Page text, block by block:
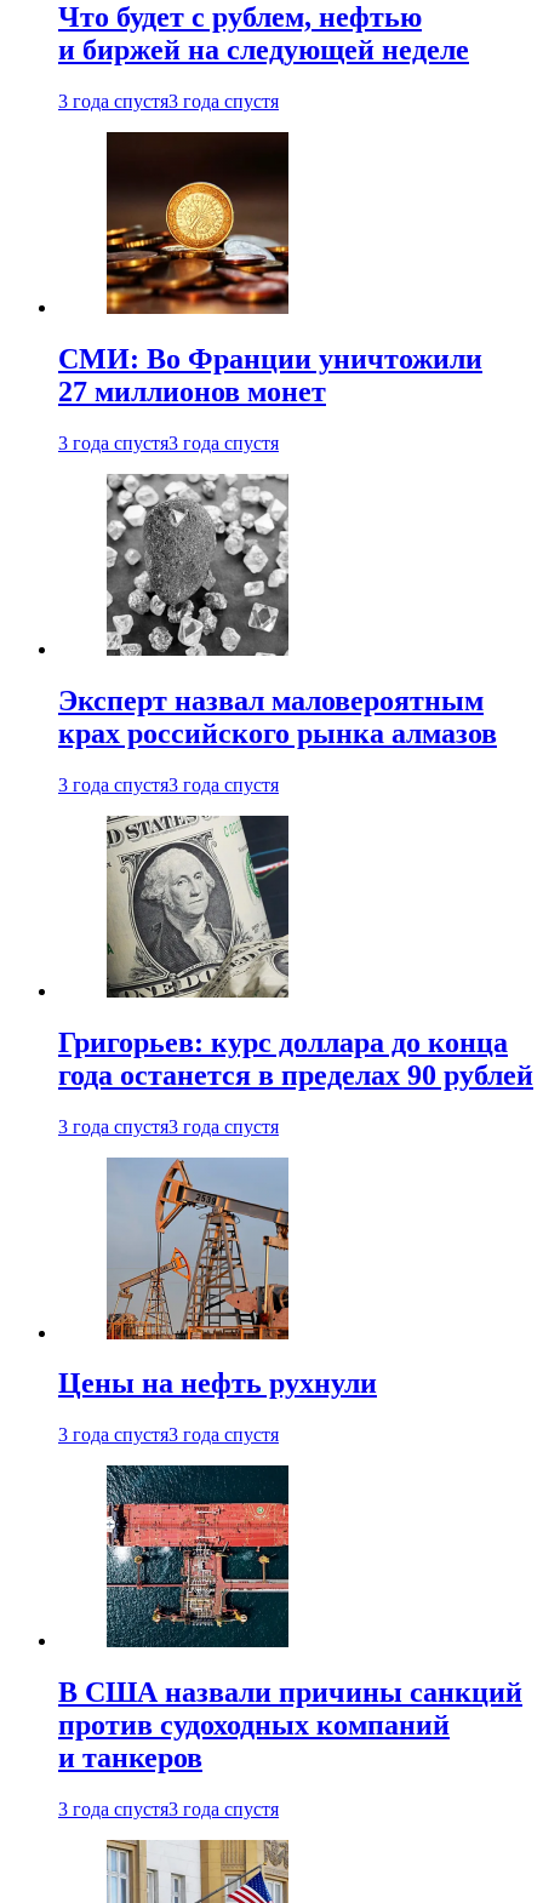
Что будет с рублем, нефтью
и биржей на следующей неделе
3 года спустя3 года спустя
СМИ: Во Франции уничтожили
27 миллионов монет
3 года спустя3 года спустя
Эксперт назвал маловероятным
крах российского рынка алмазов
3 года спустя3 года спустя
Григорьев: курс доллара до конца
года останется в пределах 90 рублей
3 года спустя3 года спустя
Цены на нефть рухнули
3 года спустя3 года спустя
В США назвали причины санкций
против судоходных компаний
и танкеров
3 года спустя3 года спустя